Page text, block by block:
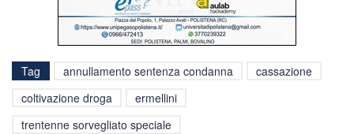
Tag annullamento sentenza condanna
cassazione
coltivazione droga
ermellini
trentenne sorvegliato speciale